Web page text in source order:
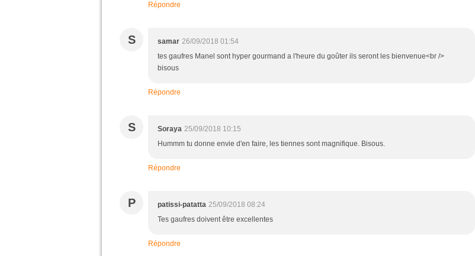
Répondre
S samar 26/09/2018 01:54
tes gaufres Manel sont hyper gourmand a l'heure du goûter ils seront les bienvenue<br />
bisous
Répondre
S Soraya 25/09/2018 10:15
Hummm tu donne envie d'en faire, les tiennes sont magnifique. Bisous.
Répondre
P patissi-patatta 25/09/2018 08:24
Tes gaufres doivent être excellentes
Répondre